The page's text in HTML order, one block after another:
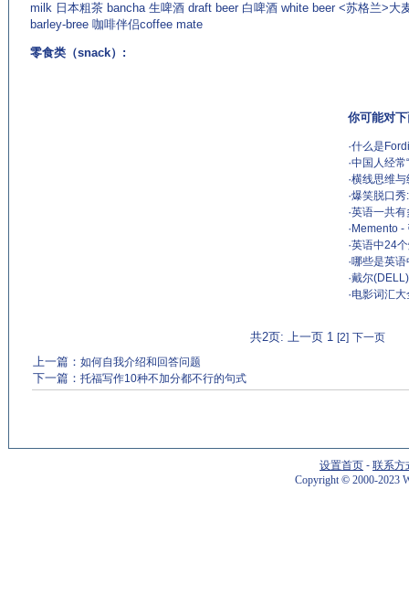
milk 日本粗茶 bancha 生啤酒 draft beer 白啤酒 white beer <苏格兰>大
barley-bree 咖啡伴侣coffee mate
零食类（snack）:
你可能对
·什么是
·中国人经常
·横线思维
·爆笑脱口
·英语一共
· Memento -
·英语中24
·哪些是英
·戴尔
·电影词汇
共2页: 上一页 1 [2] 下一页
上一篇： 如何自我介绍和回答问题
下一篇： 托福写作10种不加分都不行的句式
设置首页 - 联系方
Copyright©2000-2023